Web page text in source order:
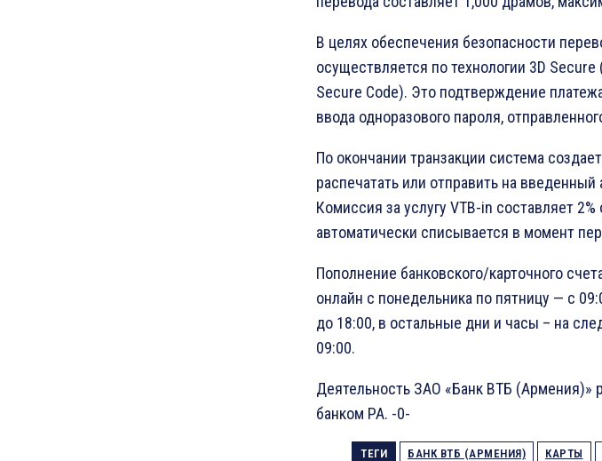
В целях обеспечения безопасности
осуществляется по технологии 3D
Secure Code). Это подтверждение
ввода одноразового пароля,
По окончании транзакции система
распечатать или отправить на
Комиссия за услугу VTB-in составляет
автоматически списывается в момент
Пополнение банковского/карточного
онлайн с понедельника по пятницу — с
до 18:00, в остальные дни и часы – на
09:00.
Деятельность ЗАО «Банк ВТБ (Армения)»
банком РА. -0-
ТЕГИ БАНК ВТБ (АРМЕНИЯ) КАРТЫ